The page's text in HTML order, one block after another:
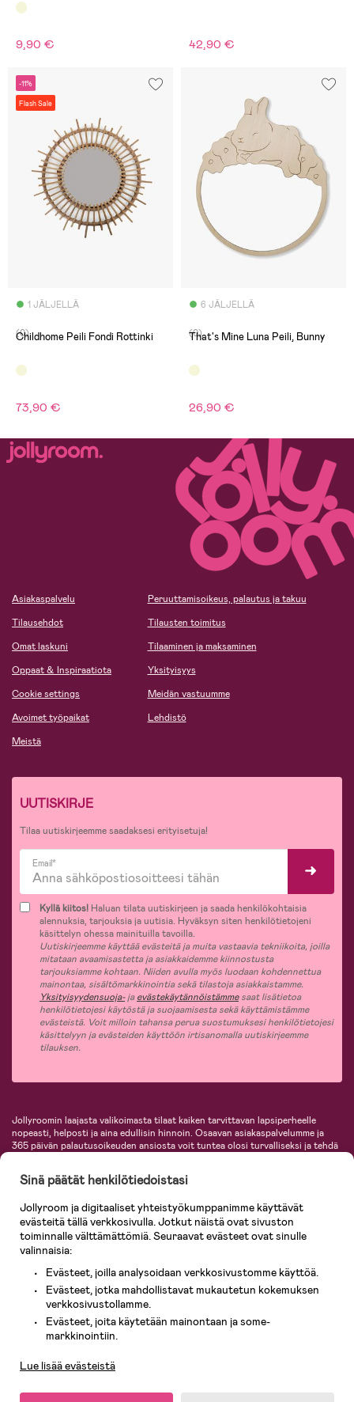
9,90 € 42,90 €
-11%
Flash Sale
1 JÄLJELLÄ
(0)
Childhome Peili Fondi Rottinki
73,90 €
6 JÄLJELLÄ
(0)
That's Mine Luna Peili, Bunny
26,90 €
Asiakaspalvelu
Tilausehdot
Omat laskuni
Oppaat & Inspiraatiota
Cookie settings
Avoimet työpaikat
Meistä
Peruuttamisoikeus, palautus ja takuu
Tilausten toimitus
Tilaaminen ja maksaminen
Yksityisyys
Meidän vastuumme
Lehdistö
UUTISKIRJE
Tilaa uutiskirjeemme saadaksesi erityisetuja!
Email*
Kyllä kiitos! Haluan tilata uutiskirjeen ja saada henkilökohtaisia
alennuksia, tarjouksia ja uutisia. Hyväksyn siten henkilötietojeni
käsittelyn ohessa mainituilla tavoilla.
Uutiskirjeemme käyttää evästeitä ja muita vastaavia tekniikoita, joilla
mitataan avaamisastetta ja asiakkaidemme kiinnostusta
tarjouksiamme kohtaan. Niiden avulla myös luodaan kohdennettua
mainontaa, sisältömarkkinointia sekä tilastoja asiakkaistamme.
Yksityisyydensuoja-jaevästekäytännöistämmesaat lisätietoa
henkilötietojesi käytöstä ja suojaamisesta sekä käyttämistämme
evästeistä. Voit milloin tahansa perua suostumuksesi henkilötietojesi
käsittelyyn ja evästeiden käyttöön irtisanomalla uutiskirjeemme
tilauksen.
Jollyroomin laajasta valikoimasta tilaat kaiken tarvittavan lapsiperheelle
nopeasti, helposti ja aina edullisin hinnoin. Osaavan asiakaspalvelumme ja
365 päivän palautusoikeuden ansiosta voit tuntea olosi turvalliseksi ja tehdä
lastentarvikkeita sekä paljon muuta. Meiltä löydät lukuisia tunnettuja
KidKraft, Ergobaby, Philips Avent, Neonate, Cybex, LEGO ja monia muita!
Tervetuloa shoppailemaan Pohjoismaiden suurimpaan lastentarvikkeiden
verkkokauppaan!
Sinä päätät henkilötiedoistasi
Jollyroom ja digitaaliset yhteistyökumppanimme käyttävät
evästeitä tällä verkkosivulla. Jotkut näistä ovat sivuston
toiminnalle välttämättömiä. Seuraavat evästeet ovat sinulle
valinnaisia:
Evästeet, joilla analysoidaan verkkosivustomme käyttöä.
Evästeet, jotka mahdollistavat mukautetun kokemuksen
verkkosivustollamme.
Evästeet, joita käytetään mainontaan ja some-
markkinointiin.
Lue lisää evästeistä